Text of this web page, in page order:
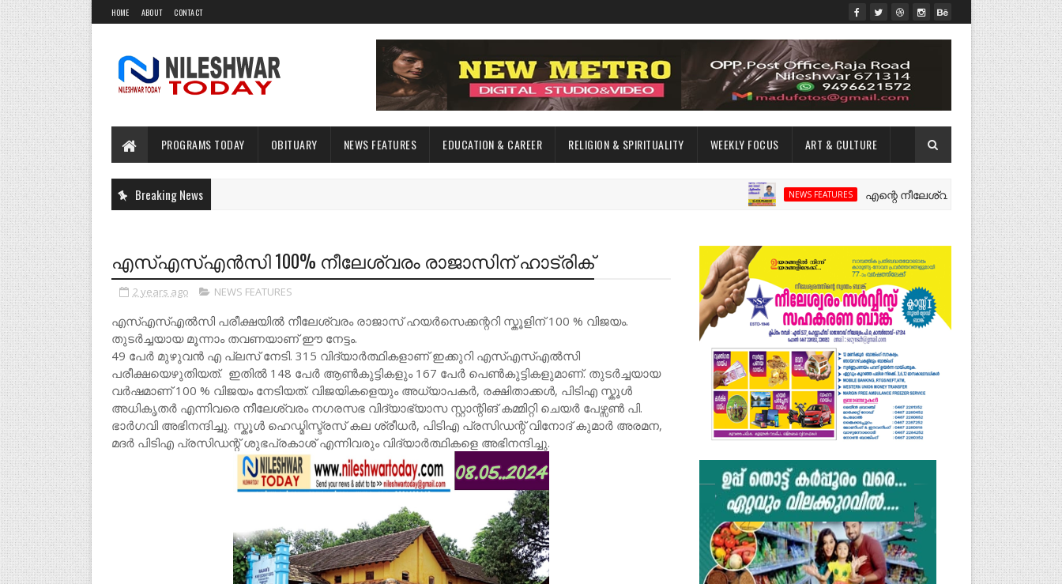
HOME ABOUT CONTACT
PROGRAMS TODAY OBITUARY NEWS FEATURES EDUCATION & CAREER RELIGION & SPIRITUALITY WEEKLY FOCUS ART & CULTURE
Breaking News NEWS FEATURES എന്റെ നീലേശ്വരം:ഒരു റോഡ് പിളർത്തിയ
എസ്എസ്എൻസി 100% നീലേശ്വരം രാജാസിന് ഹാട്രിക്
2 years ago NEWS FEATURES
എസ്എസ്എൽസി പരീക്ഷയിൽ നീലേശ്വരം രാജാസ് ഹയർസെക്കന്ററി സ്കൂളിന് 100 % വിജയം.
തുടർച്ചയായ മൂന്നാം തവണയാണ് ഈ നേട്ടം.
49 പേർ മുഴുവൻ എ പ്ലസ് നേടി. 315 വിദ്യാർത്ഥികളാണ് ഇക്കുറി എസ്എസ്എൽസി
പരീക്ഷയെഴുതിയത്. ഇതിൽ 148 പേർ ആൺകുട്ടികളും 167 പേർ പെൺകുട്ടികളുമാണ്. തുടർച്ചയായ
വർഷമാണ് 100 % വിജയം നേടിയത്. വിജയികളെയും അധ്യാപകർ, രക്ഷിതാക്കൾ, പിടിഎ സ്കൂൾ
അധികൃതർ എന്നിവരെ നീലേശ്വരം നഗരസഭ വിദ്യാഭ്യാസ സ്റ്റാന്റിങ് കമ്മിറ്റി ചെയർ പേഴ്സൺ പി.
ഭാർഗവി അഭിനന്ദിച്ചു. സ്കൂൾ ഹെഡ്മിസ്ട്രസ് കല ശ്രീധർ, പിടിഎ പ്രസിഡന്റ് വിനോദ് കുമാർ അരമന,
മദർ പിടിഎ പ്രസിഡന്റ് ശുഭപ്രകാശ് എന്നിവരും വിദ്യാർത്ഥികളെ അഭിനന്ദിച്ചു.